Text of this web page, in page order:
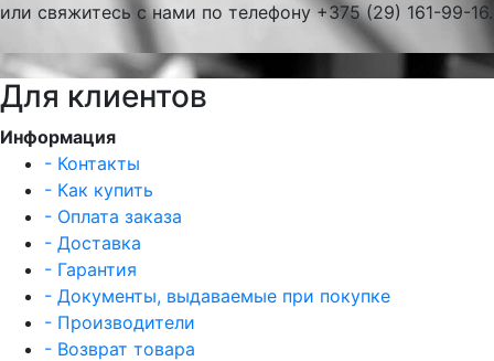
или свяжитесь с нами по телефону +375 (29) 161-99-16.
Для клиентов
Информация
- Контакты
- Как купить
- Оплата заказа
- Доставка
- Гарантия
- Документы, выдаваемые при покупке
- Производители
- Возврат товара